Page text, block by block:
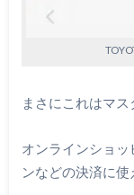
まさにこれはマス
オンラインショ
ンなどの決済に使